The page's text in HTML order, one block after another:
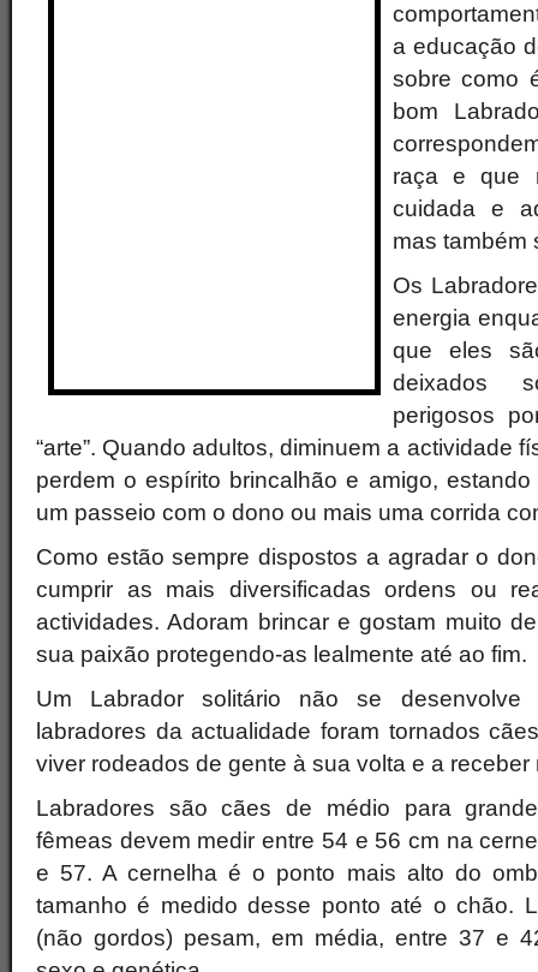
a educação
sobre como
bom
raça e que
cuidada e
mas também
Os
energia
que eles
deixados
perigosos
“arte”. Quando adultos, diminuem a actividade
perdem o espírito brincalhão e amigo,
um passeio com o dono ou mais uma corrida
Como estão sempre dispostos a agradar o
cumprir as mais diversificadas ordens ou
actividades. Adoram brincar e gostam muito
sua paixão protegendo-as lealmente até ao fim.
Um Labrador solitário não se
labradores da actualidade foram tornados
viver rodeados de gente à sua volta e a receber
Labradores são cães de médio para
fêmeas devem medir entre 54 e 56 cm na
e 57. A cernelha é o ponto mais alto do
tamanho é medido desse ponto até o chão.
(não gordos) pesam, em média, entre 37 e